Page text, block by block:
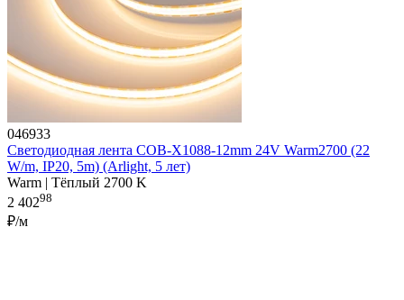
046933
Светодиодная лента COB-X1088-12mm 24V Warm2700 (22
W/m, IP20, 5m) (Arlight, 5 лет)
Warm | Тёплый 2700 K
2 40298
₽/м